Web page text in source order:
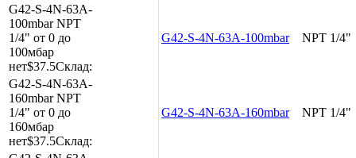
G42-S-4N-63A-
100mbarNPT
1/4" от 0 до
100мбар
нет$37.5Склад:
G42-S-4N-63A-100mbar NPT 1/4"
G42-S-4N-63A-
160mbarNPT
1/4" от 0 до
160мбар
нет$37.5Склад:
G42-S-4N-63A-160mbar NPT 1/4"